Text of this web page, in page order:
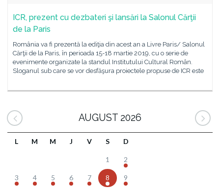
ICR, prezent cu dezbateri şi lansări la Salonul Cărţii
de la Paris
România va fi prezentă la ediţia din acest an a Livre Paris/ Salonul
Cărţii de la Paris, în perioada 15-18 martie 2019, cu o serie de
evenimente organizate la standul Institutului Cultural Român.
Sloganul sub care se vor desfăşura proiectele propuse de ICR este
AUGUST 2026
L M M J V S D
1 2
3 4 5 6 7 8 9